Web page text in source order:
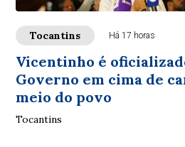
Tocantins Há 17 horas
Vicentinho é
Governo em cima de
meio do povo
Tocantins